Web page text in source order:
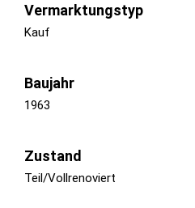
Vermarktungstyp
Kauf
Baujahr
1963
Zustand
Teil/Vollrenoviert